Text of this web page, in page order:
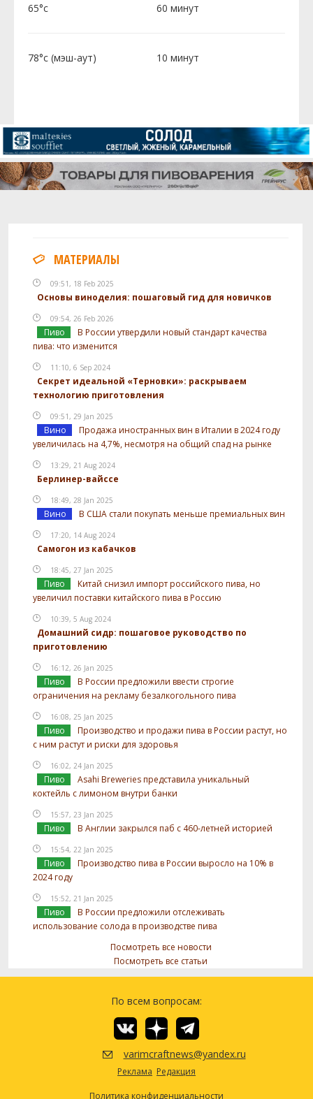
65°c 60 минут
78°c (мэш-аут) 10 минут
МАТЕРИАЛЫ
09:51, 18 Feb 2025
Основы виноделия: пошаговый гид для новичков
09:54, 26 Feb 2026
Пиво
В России утвердили новый стандарт качества
пива: что изменится
11:10, 6 Sep 2024
Секрет идеальной «Терновки»: раскрываем
технологию приготовления
09:51, 29 Jan 2025
Вино
Продажа иностранных вин в Италии в 2024 году
увеличилась на 4,7%, несмотря на общий спад на рынке
13:29, 21 Aug 2024
Берлинер-вайссе
18:49, 28 Jan 2025
Вино В США стали покупать меньше премиальных вин
17:20, 14 Aug 2024
Самогон из кабачков
18:45, 27 Jan 2025
Пиво
Китай снизил импорт российского пива, но
увеличил поставки китайского пива в Россию
10:39, 5 Aug 2024
Домашний сидр: пошаговое руководство по
приготовлению
16:12, 26 Jan 2025
Пиво
В России предложили ввести строгие
ограничения на рекламу безалкогольного пива
16:08, 25 Jan 2025
Пиво
Производство и продажи пива в России растут, но
с ним растут и риски для здоровья
16:02, 24 Jan 2025
Пиво
Asahi Breweries представила уникальный
коктейль с лимоном внутри банки
15:57, 23 Jan 2025
Пиво В Англии закрылся паб с 460-летней историей
15:54, 22 Jan 2025
Пиво
Производство пива в России выросло на 10% в
2024 году
15:52, 21 Jan 2025
Пиво
В России предложили отслеживать
использование солода в производстве пива
Посмотреть все новости
Посмотреть все статьи
По всем вопросам:
varimcraftnews@yandex.ru
Реклама Редакция
Политика конфиденциальности